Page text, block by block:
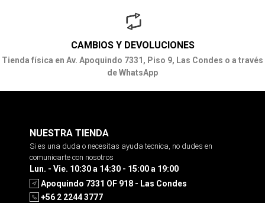
CAMBIOS Y DEVOLUCIONES
Tienda física en Av. Apoquindo 7331, Piso 9, Las Condes o a través
de WhatsApp
NUESTRA TIENDA
Si es una duda o necesitas ayuda tecnica, no dudes en
comunicarte con nosotros
Lun. - Vie. 10:30 a 14:30 - 15:00 a 19:00
Apoquindo 7331 OF 918 - Las Condes
+56 2 2244 3777